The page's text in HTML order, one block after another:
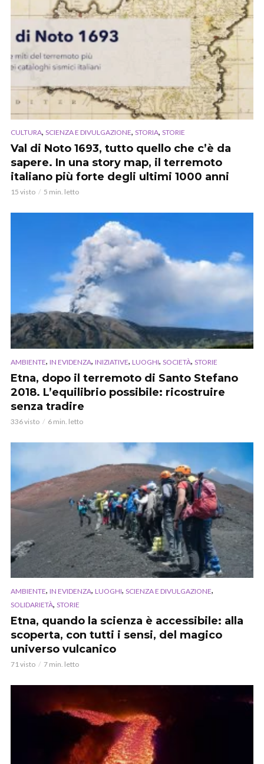
CULTURA, SCIENZA E DIVULGAZIONE, STORIA, STORIE
Val di Noto 1693, tutto quello che c’è da
sapere. In una story map, il terremoto
italiano più forte degli ultimi 1000 anni
15 visto 5 min. letto
AMBIENTE, IN EVIDENZA, INIZIATIVE, LUOGHI, SOCIETÀ, STORIE
Etna, dopo il terremoto di Santo Stefano
2018. L’equilibrio possibile: ricostruire
senza tradire
336 visto 6 min. letto
AMBIENTE, IN EVIDENZA, LUOGHI, SCIENZA E DIVULGAZIONE,
SOLIDARIETÀ, STORIE
Etna, quando la scienza è accessibile: alla
scoperta, con tutti i sensi, del magico
universo vulcanico
71 visto 7 min. letto